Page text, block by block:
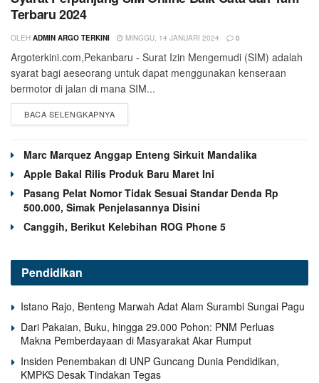
Terbaru 2024
OLEH ADMIN ARGO TERKINI MINGGU, 14 JANUARI 2024 0
Argoterkini.com,Pekanbaru - Surat Izin Mengemudi (SIM) adalah
syarat bagi aeseorang untuk dapat menggunakan kenseraan
bermotor di jalan di mana SIM...
BACA SELENGKAPNYA
Marc Marquez Anggap Enteng Sirkuit Mandalika
Apple Bakal Rilis Produk Baru Maret Ini
Pasang Pelat Nomor Tidak Sesuai Standar Denda Rp
500.000, Simak Penjelasannya Disini
Canggih, Berikut Kelebihan ROG Phone 5
Pendidikan
Istano Rajo, Benteng Marwah Adat Alam Surambi Sungai Pagu
Dari Pakaian, Buku, hingga 29.000 Pohon: PNM Perluas
Makna Pemberdayaan di Masyarakat Akar Rumput
Insiden Penembakan di UNP Guncang Dunia Pendidikan,
KMPKS Desak Tindakan Tegas